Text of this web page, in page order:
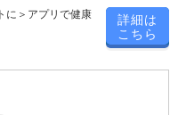
に＞アプリで健康
詳細は
こちら